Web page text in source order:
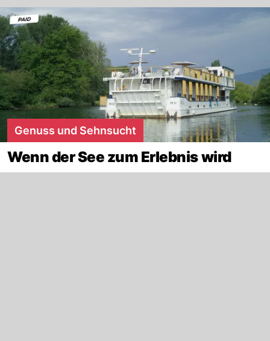
Genuss und Sehnsucht
Wenn der See zum Erlebnis wird